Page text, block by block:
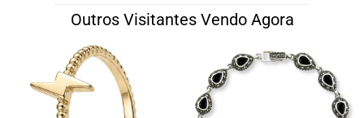
Outros Visitantes Vendo Agora